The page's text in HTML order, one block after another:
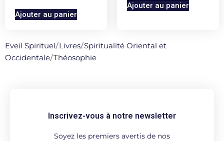
Ajouter au panier
Ajouter au panier
Eveil Spirituel/Livres/Spiritualité Oriental et
Occidentale/Théosophie
Inscrivez-vous à notre newsletter
Soyez les premiers avertis de nos